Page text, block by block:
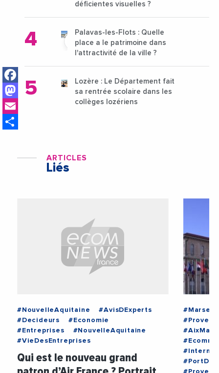
Facebook
Mastodon
déficientes visuelles ?
Palavas-les-Flots : Quelle
place a le patrimoine dans
l'attractivité de la ville ?
Lozère : Le Département fait
sa rentrée scolaire dans les
collèges lozériens
ARTICLES
Liés
#NouvelleAquitaine
#AvisDExperts
#Decideurs
#Economie
#Entreprises
#NouvelleAquitaine
#VieDesEntreprises
Qui est le nouveau grand